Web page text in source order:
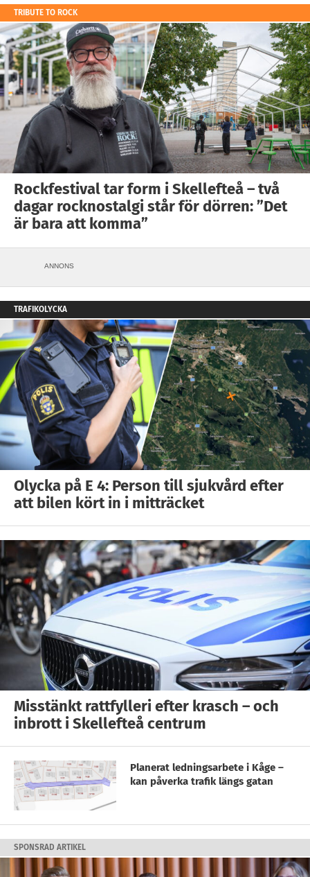
TRIBUTE TO ROCK
Rockfestival tar form i Skellefteå – två
dagar rocknostalgi står för dörren: ”Det
är bara att komma”
ANNONS
TRAFIKOLYCKA
Olycka på E 4: Person till sjukvård efter
att bilen kört in i mitträcket
Misstänkt rattfylleri efter krasch – och
inbrott i Skellefteå centrum
Planerat ledningsarbete i Kåge –
kan påverka trafik längs gatan
SPONSRAD ARTIKEL